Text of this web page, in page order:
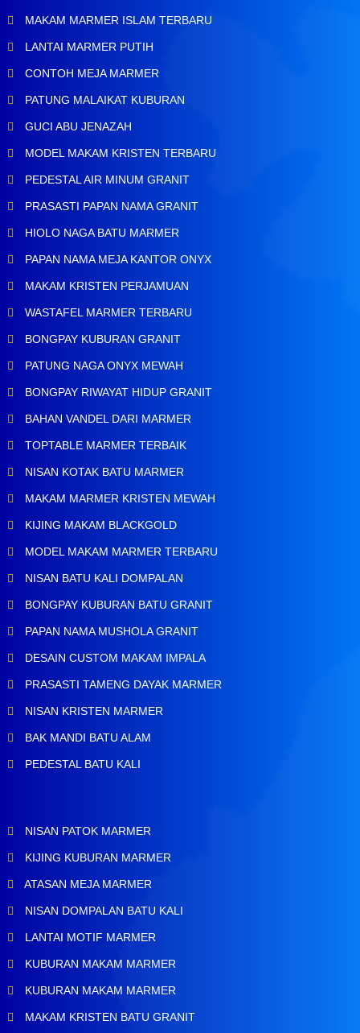
MAKAM MARMER ISLAM TERBARU
LANTAI MARMER PUTIH
CONTOH MEJA MARMER
PATUNG MALAIKAT KUBURAN
GUCI ABU JENAZAH
MODEL MAKAM KRISTEN TERBARU
PEDESTAL AIR MINUM GRANIT
PRASASTI PAPAN NAMA GRANIT
HIOLO NAGA BATU MARMER
PAPAN NAMA MEJA KANTOR ONYX
MAKAM KRISTEN PERJAMUAN
WASTAFEL MARMER TERBARU
BONGPAY KUBURAN GRANIT
PATUNG NAGA ONYX MEWAH
BONGPAY RIWAYAT HIDUP GRANIT
BAHAN VANDEL DARI MARMER
TOPTABLE MARMER TERBAIK
NISAN KOTAK BATU MARMER
MAKAM MARMER KRISTEN MEWAH
KIJING MAKAM BLACKGOLD
MODEL MAKAM MARMER TERBARU
NISAN BATU KALI DOMPALAN
BONGPAY KUBURAN BATU GRANIT
PAPAN NAMA MUSHOLA GRANIT
DESAIN CUSTOM MAKAM IMPALA
PRASASTI TAMENG DAYAK MARMER
NISAN KRISTEN MARMER
BAK MANDI BATU ALAM
PEDESTAL BATU KALI
NISAN PATOK MARMER
KIJING KUBURAN MARMER
ATASAN MEJA MARMER
NISAN DOMPALAN BATU KALI
LANTAI MOTIF MARMER
KUBURAN MAKAM MARMER
KUBURAN MAKAM MARMER
MAKAM KRISTEN BATU GRANIT